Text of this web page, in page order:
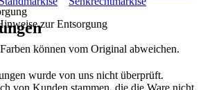
zur Entsorgung
können vom Original abweichen.
wurde von uns nicht überprüft.
von Kunden stammen, die die Ware nicht